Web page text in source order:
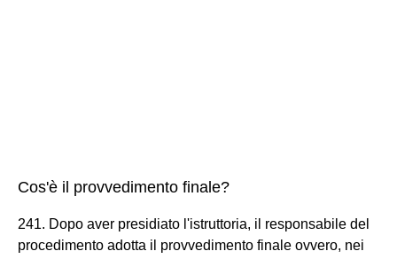
Cos'è il provvedimento finale?
241. Dopo aver presidiato l'istruttoria, il responsabile del
procedimento adotta il provvedimento finale ovvero, nei